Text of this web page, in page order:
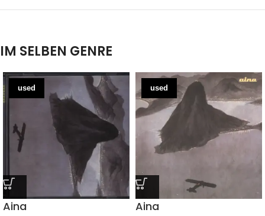
IM SELBEN GENRE
used
Aina
used
Aina